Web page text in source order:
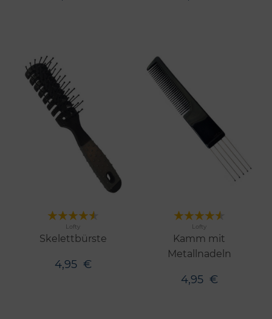
Merken
Lofty
Skelettbürste
4,95 €
Merken
Lofty
Kamm mit
Metallnadeln
4,95 €